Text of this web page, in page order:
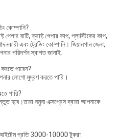
কোম্পানি?
বাটি, ক্রাফ্ট পেপার কাপ, প্লাস্টিকের কাপ,
এবং ট্রেডিং কোম্পানি। জিয়ানগান জেলা,
পরিদর্শন স্বাগত জানাই.
পারেন?
লোগো মুদ্রণ করতে পারি।
পারি?
হবে।তারা নমুনা এক্সপ্রেস দ্বারা আপনাকে
আইটেম প্রতি 3000-10000 টুকরা